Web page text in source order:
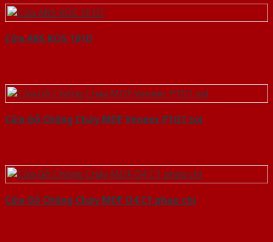
Cửa ABS KOS 101D
Cửa Gỗ Chống Cháy MDF Veneer P1G1 soi
Cửa Gỗ Chống Cháy MDF O4 C1 phao chi